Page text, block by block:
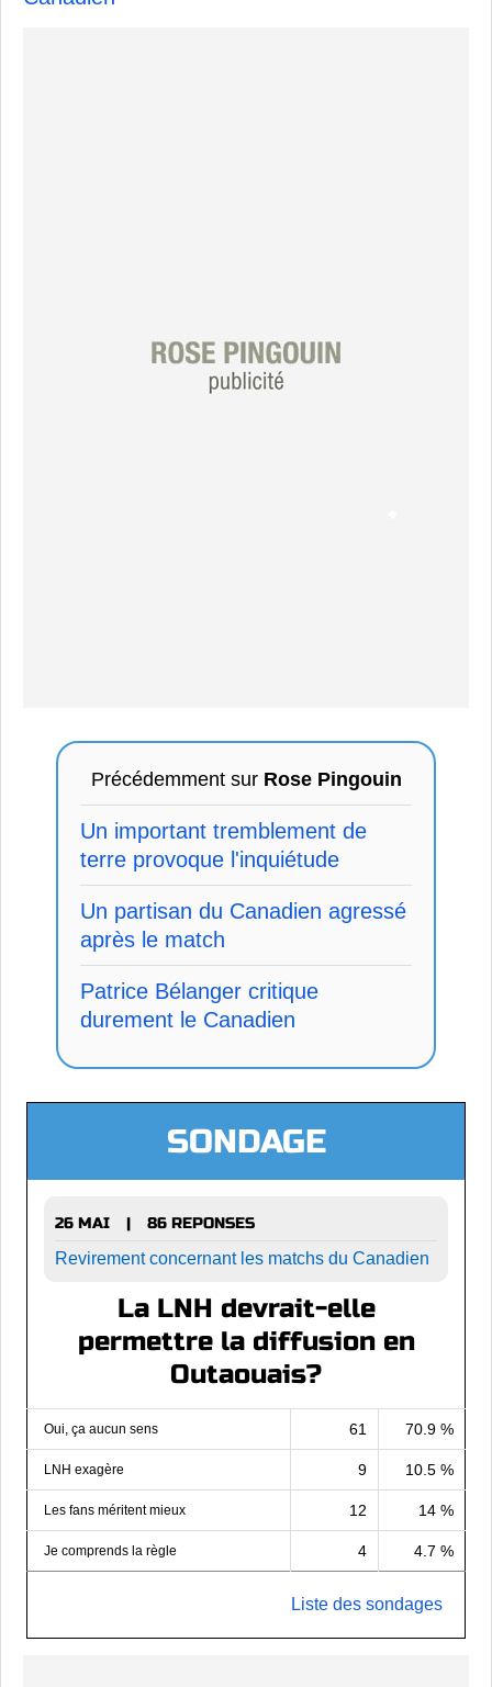
Précédemment sur Rose Pingouin
Un important tremblement de
terre provoque l'inquiétude
Un partisan du Canadien agressé
après le match
Patrice Bélanger critique
durement le Canadien
SONDAGE
26 MAI |
86 REPONSES
Revirement concernant les matchs du Canadien
La LNH devrait-elle
permettre la diffusion en
Outaouais?
Oui, ça aucun sens 61 70.9 %
LNH exagère 9 10.5 %
Les fans méritent mieux 12 14 %
Je comprends la règle 4 4.7 %
Liste des sondages